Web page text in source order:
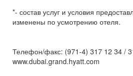
*- состав услуг и условия
изменены по усмотрению отеля.
Телефон/факс: (971-4) 317 12 34 /
www.dubai.grand.hyatt.com